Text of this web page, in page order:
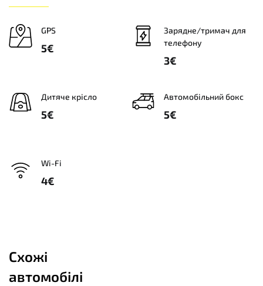
GPS
5€
Зарядне/тримач для
телефону
3€
Дитяче крісло
5€
Автомобільний бокс
5€
Wi-Fi
4€
Схожі
автомобілі